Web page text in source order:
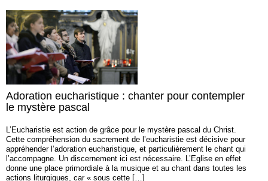
Adoration eucharistique : chanter pour contempler
le mystère pascal
L’Eucharistie est action de grâce pour le mystère pascal du Christ.
Cette compréhension du sacrement de l’eucharistie est décisive pour
appréhender l’adoration eucharistique, et particulièrement le chant qui
l’accompagne. Un discernement ici est nécessaire. L’Eglise en effet
donne une place primordiale à la musique et au chant dans toutes les
actions liturgiques, car « sous cette […]